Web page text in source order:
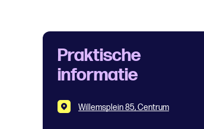
Praktische
informatie
Willemsplein 85, Centrum